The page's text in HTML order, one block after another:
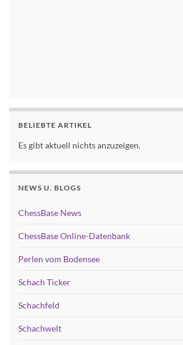
BELIEBTE ARTIKEL
Es gibt aktuell nichts anzuzeigen.
NEWS U. BLOGS
ChessBase News
ChessBase Online-Datenbank
Perlen vom Bodensee
Schach Ticker
Schachfeld
Schachwelt